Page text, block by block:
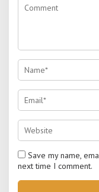
Save my name,
next time I comment.